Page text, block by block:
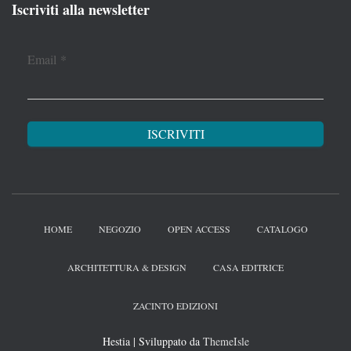
Iscriviti alla newsletter
Email *
HOME NEGOZIO OPEN ACCESS CATALOGO
ARCHITETTURA & DESIGN CASA EDITRICE
ZACINTO EDIZIONI
Hestia | Sviluppato da ThemeIsle